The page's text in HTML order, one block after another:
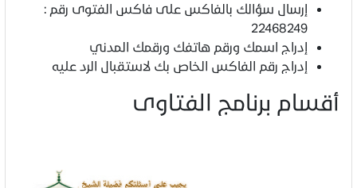
إرسال سؤالك بالفاكس على فاكس الفتوى رقم :
22468249
إدراج اسمك ورقم هاتفك ورقمك المدني
إدراج رقم الفاكس الخاص بك لاستقبال الرد عليه
أقسام برنامج الفتاوى